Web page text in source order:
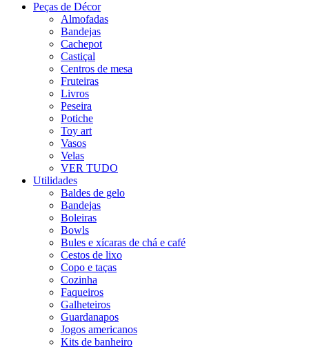
Peças de Décor
Almofadas
Bandejas
Cachepot
Castiçal
Centros de mesa
Fruteiras
Livros
Peseira
Potiche
Toy art
Vasos
Velas
VER TUDO
Utilidades
Baldes de gelo
Bandejas
Boleiras
Bowls
Bules e xícaras de chá e café
Cestos de lixo
Copo e taças
Cozinha
Faqueiros
Galheteiros
Guardanapos
Jogos americanos
Kits de banheiro